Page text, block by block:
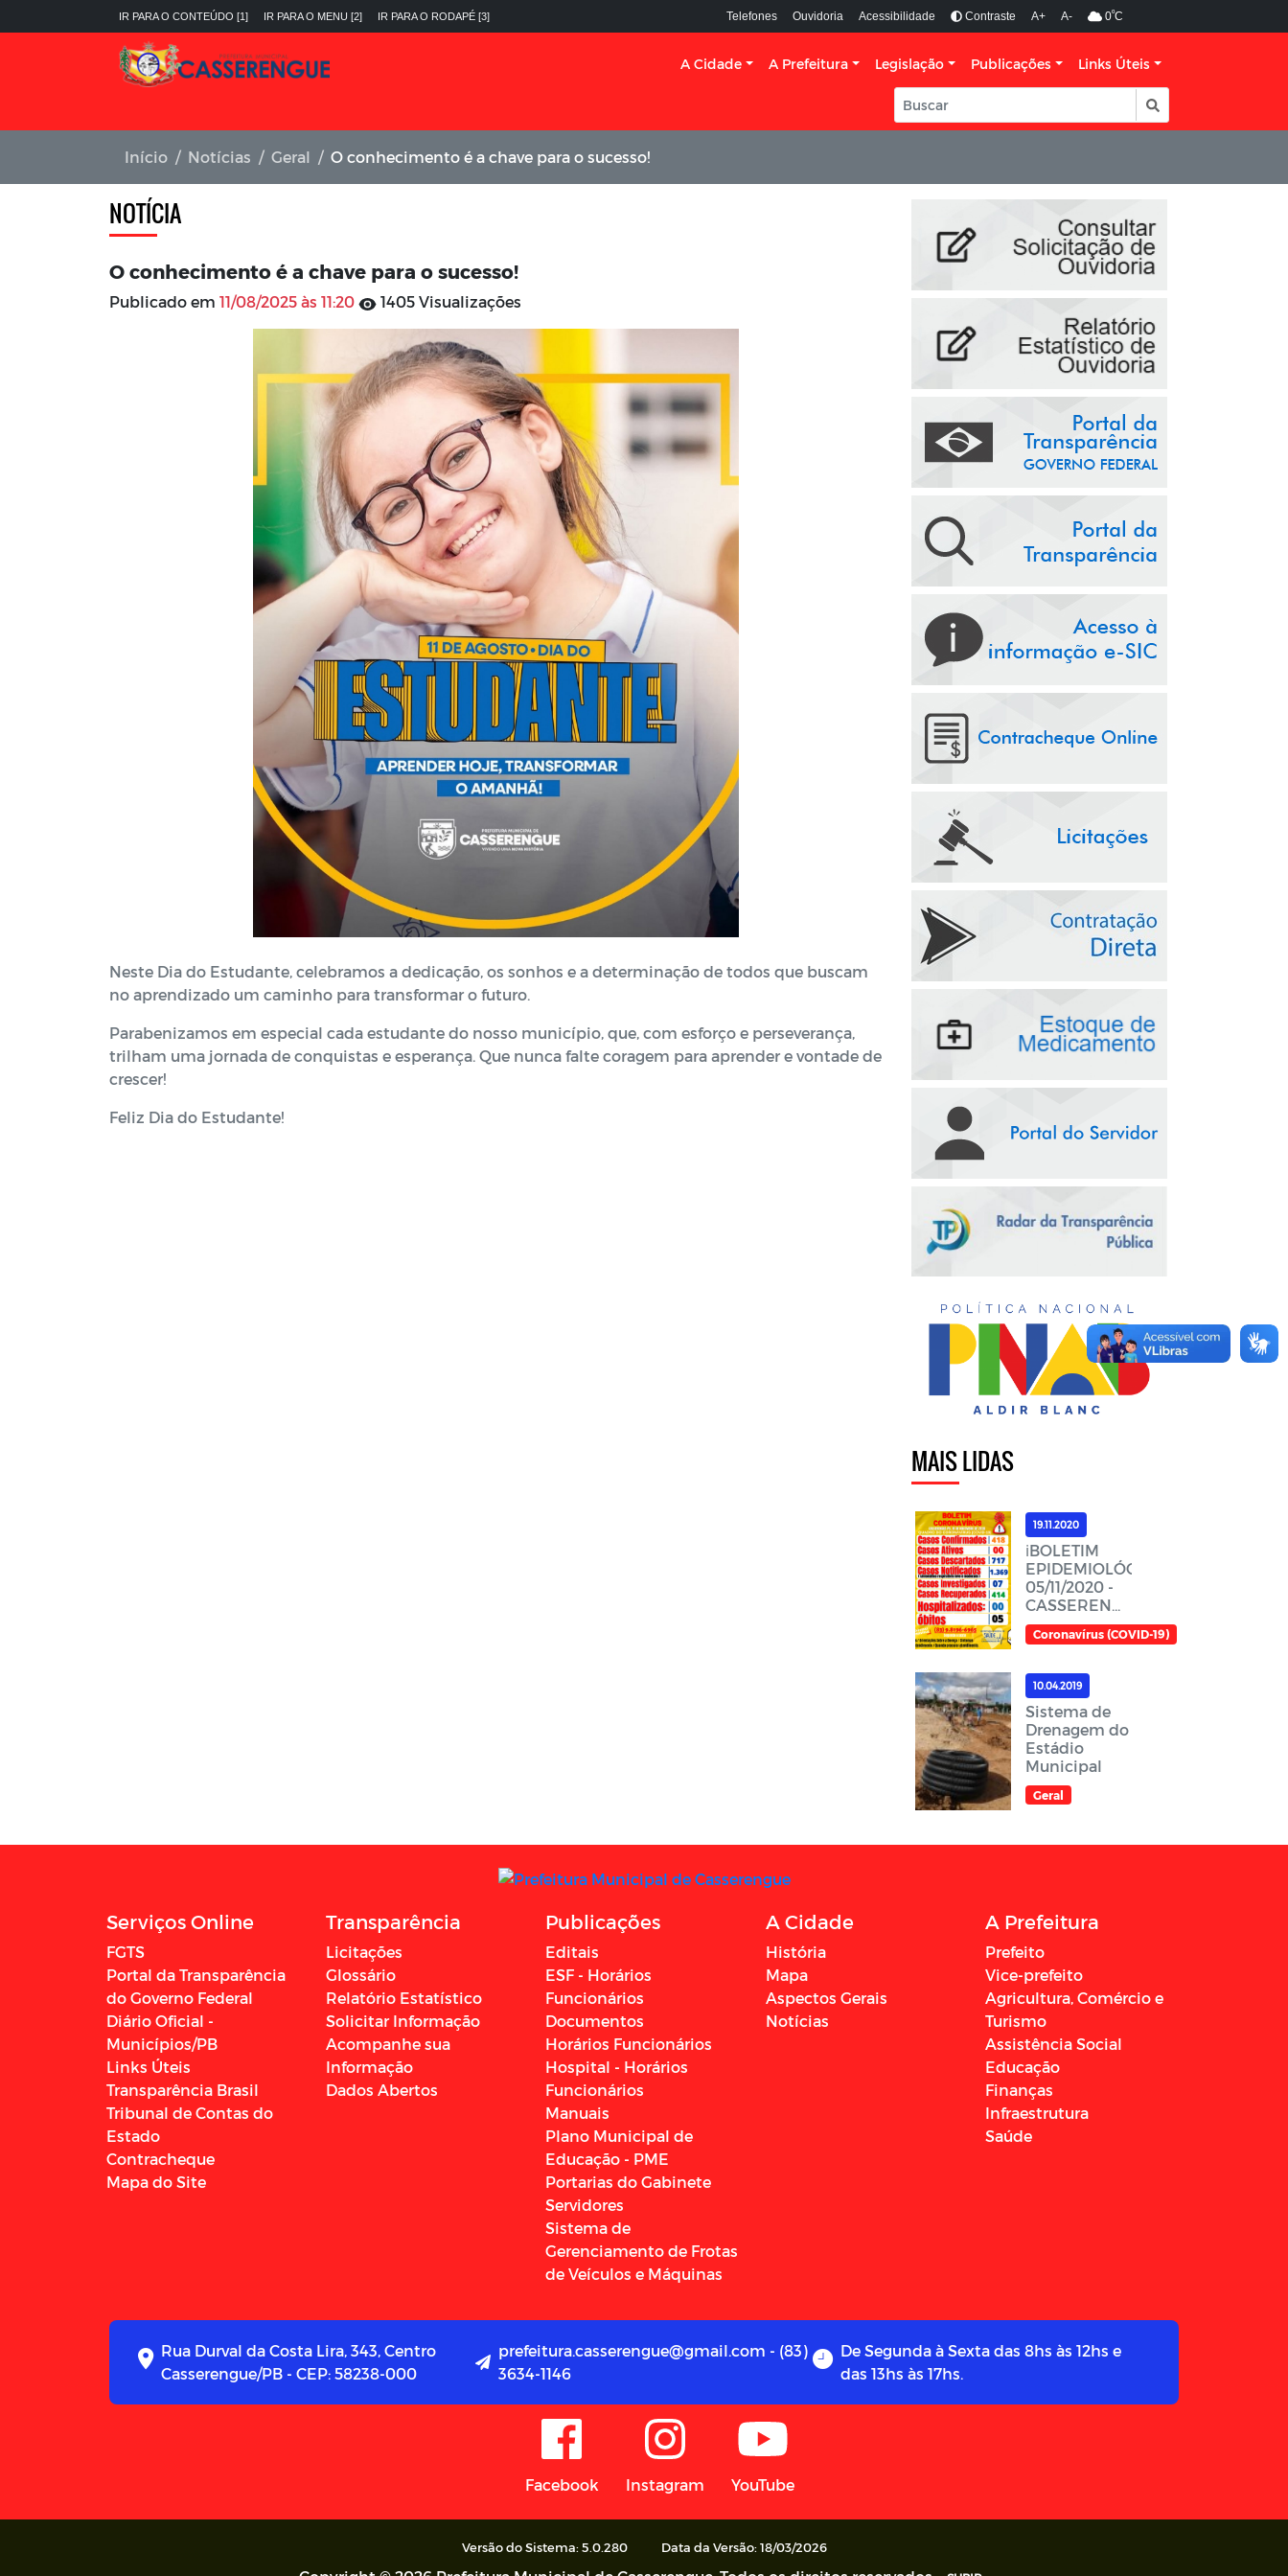
IR PARA O CONTEÚDO [1] IR PARA O MENU [2] IR PARA O RODAPÉ [3] Telefones Ouvidoria Acessibilidade Contraste A+ A- 0ºC
A Cidade A Prefeitura Legislação Publicações Links Úteis
Início Notícias Geral O conhecimento é a chave para o sucesso!
NOTÍCIA
O conhecimento é a chave para o sucesso!
Publicado em 11/08/2025 às 11:20 1405 Visualizações
Neste Dia do Estudante, celebramos a dedicação, os sonhos e a determinação de todos que buscam
no aprendizado um caminho para transformar o futuro.
Parabenizamos em especial cada estudante do nosso município, que, com esforço e perseverança,
trilham uma jornada de conquistas e esperança. Que nunca falte coragem para aprender e vontade de
crescer!
Feliz Dia do Estudante!
MAIS LIDAS
19.11.2020
ℹ️BOLETIM
EPIDEMIOLÓGICO,
05/11/2020 -
CASSERENGUE-
PBℹ️
Coronavírus (COVID-19)
10.04.2019
Sistema de
Drenagem do
Estádio
Municipal
Geral
Serviços Online
FGTS
Portal da Transparência
do Governo Federal
Diário Oficial -
Municípios/PB
Links Úteis
Transparência Brasil
Tribunal de Contas do
Estado
Contracheque
Mapa do Site
Transparência
Licitações
Glossário
Relatório Estatístico
Solicitar Informação
Acompanhe sua
Informação
Dados Abertos
Publicações
Editais
ESF - Horários
Funcionários
Documentos
Horários Funcionários
Hospital - Horários
Funcionários
Manuais
Plano Municipal de
Educação - PME
Portarias do Gabinete
Servidores
Sistema de
Gerenciamento de Frotas
de Veículos e Máquinas
A Cidade
História
Mapa
Aspectos Gerais
Notícias
A Prefeitura
Prefeito
Vice-prefeito
Agricultura, Comércio e
Turismo
Assistência Social
Educação
Finanças
Infraestrutura
Saúde
Rua Durval da Costa Lira, 343, Centro
Casserengue/PB - CEP: 58238-000
prefeitura.casserengue@gmail.com - (83)
3634-1146
De Segunda à Sexta das 8hs às 12hs e
das 13hs às 17hs.
Facebook Instagram YouTube
Versão do Sistema: 5.0.280 Data da Versão: 18/03/2026